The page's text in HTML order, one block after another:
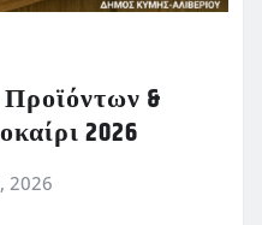
&
2026
2026